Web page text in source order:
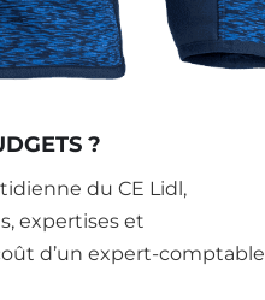
?
du CE Lidl,
expertises et
d’un expert-comptable